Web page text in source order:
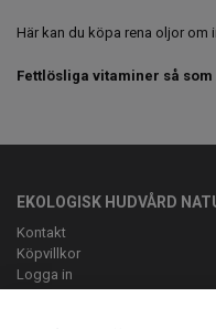
Här kan du köpa rena oljor om
Fettlösliga vitaminer så som
EKOLOGISK HUDVÅRD
Kontakt
Köpvillkor
Logga in